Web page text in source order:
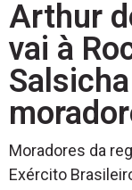
Arthur
vai à
Moradores da
Exército